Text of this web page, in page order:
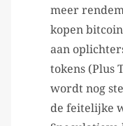
meer
kopen
aan
tokens (Plus
wordt nog
de feitelijke